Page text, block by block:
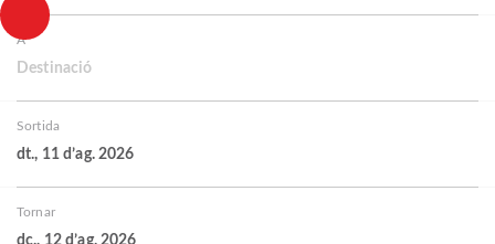
A
Destinació
Sortida
dt., 11 d’ag. 2026
Tornar
dc., 12 d’ag. 2026